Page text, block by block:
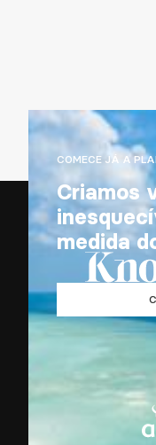
COMECE JÁ A
Criamos
medida